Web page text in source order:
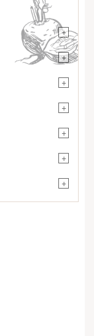
+
+
+
+
+
+
+